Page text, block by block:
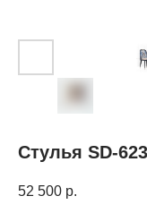
Стулья SD-623
52 500 р.